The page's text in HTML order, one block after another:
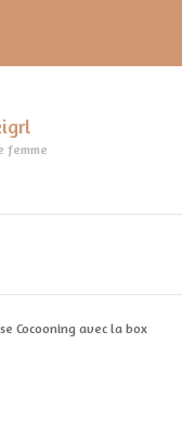
femme
Cocooning avec la box